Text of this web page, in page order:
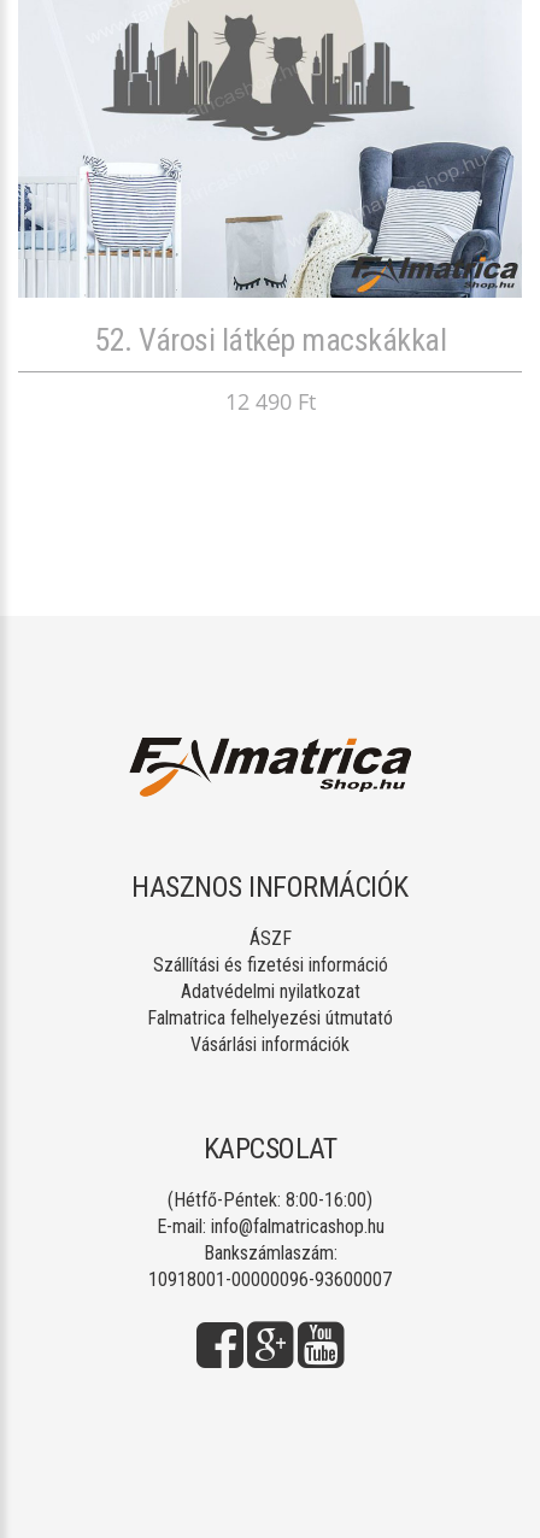
52. Városi látkép macskákkal
12 490 Ft
HASZNOS INFORMÁCIÓK
ÁSZF
Szállítási és fizetési információ
Adatvédelmi nyilatkozat
Falmatrica felhelyezési útmutató
Vásárlási információk
KAPCSOLAT
(Hétfő-Péntek: 8:00-16:00)
E-mail: info@falmatricashop.hu
Bankszámlaszám:
10918001-00000096-93600007